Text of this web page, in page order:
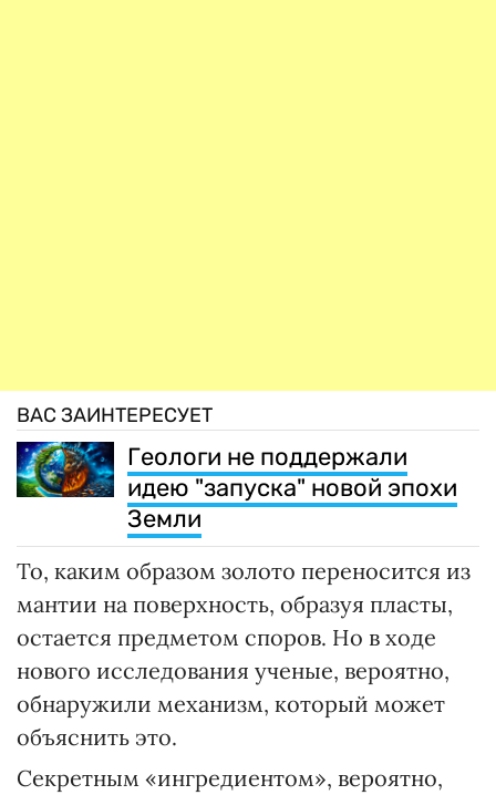
ВАС ЗАИНТЕРЕСУЕТ
Геологи не поддержали
идею "запуска" новой эпохи
Земли
То, каким образом золото переносится из
мантии на поверхность, образуя пласты,
остается предметом споров. Но в ходе
нового исследования ученые, вероятно,
обнаружили механизм, который может
объяснить это.
Секретным «ингредиентом», вероятно,